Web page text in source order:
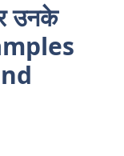
उनके